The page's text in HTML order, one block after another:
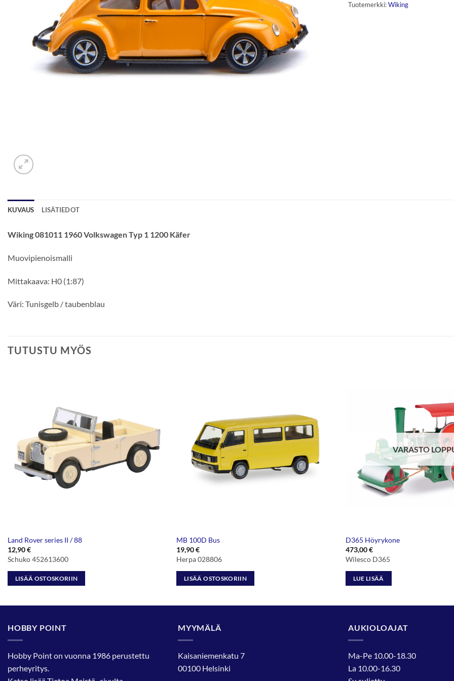
Tuotemerkki:Wiking
KUVAUS LISÄTIEDOT
Wiking 081011 1960 Volkswagen Typ 1 1200 Käfer
Muovipienoismalli
Mittakaava: H0 (1:87)
Väri: Tunisgelb / taubenblau
TUTUSTU MYÖS
Land Rover series II / 88
12,90€
Schuko 452613600
LISÄÄ OSTOSKORIIN
MB 100D Bus
19,90€
Herpa 028806
LISÄÄ OSTOSKORIIN
VARASTO
D365 Höyrykone
473,00€
Wilesco D365
LUE LISÄÄ
HOBBY POINT
Hobby Point on vuonna 1986 perustettu
perheyritys.
MYYMÄLÄ
Kaisaniemenkatu 7
00100 Helsinki
AUKIOLOAJAT
Ma-Pe 10.00-18.30
La 10.00-16.30